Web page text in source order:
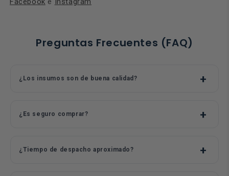
Preguntas Frecuentes (FAQ)
¿Los insumos son de buena calidad?
¿Es seguro comprar?
¿Tiempo de despacho aproximado?